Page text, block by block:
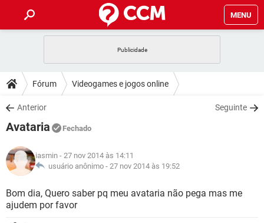
MENU
CELULAR FACEBOOK
OUTLOOK
INSTAGRAM
GUIA DE COMPRAS
DICAS
JOGOS WHATSAPP
INSTAGRAM
GUIA DE COMPRAS
DOWNLOADS
JOGOS
CELULAR
OUTLOOK EXCEL
INSTAGRAM GMAIL
GUIA DE COMPRAS
JOGOS
CELULAR
OUTLOOK EXCEL
GLOSSÁRIO
JOGOS WHATSAPP
CELULAR
Fórum Videogames e jogos online
Anterior Seguinte
Avataria Fechado
iasmin - 27 nov 2014 às 14:11
usuário anônimo - 27 nov 2014 às 19:52
Bom dia, Quero saber pq meu avataria não pega mas me
ajudem por favor